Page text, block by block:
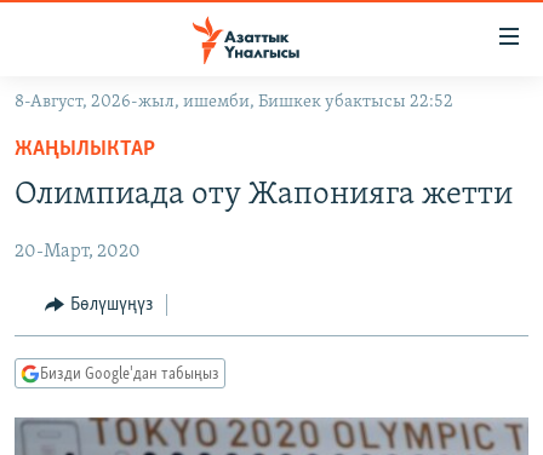
Навигацияга
өтүңүз
Издөөгө
салыңыз
САЯСАТ
ЭКОНОМИКА
ДҮЙНӨ
БОРБОР АЗИЯ
УКРАИНА
АТАЙЫН ИЛИКТӨӨ
БҮГҮН АЗАТТЫКТА
ЭКСПЕРТТЕР ТАЛДАЙТ
ПОДКАСТ
ӨЗГӨЧӨ ПИКИР
8-Август, 2026-жыл, ишемби, Бишкек убактысы 22:52
ЖАҢЫЛЫКТАР
Олимпиада оту Жапонияга жетти
20-Март, 2020
Бөлүшүңүз
Бизди Google'дан табыңыз